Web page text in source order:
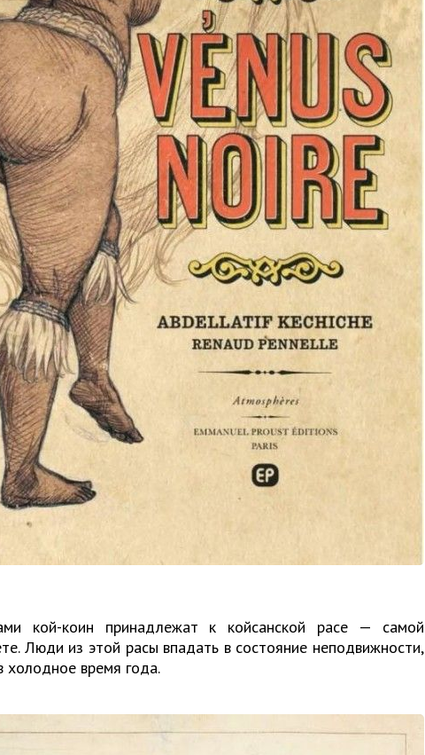
кой-коин принадлежат к койсанской расе — самой
Люди из этой расы впадать в состояние неподвижности,
холодное время года.